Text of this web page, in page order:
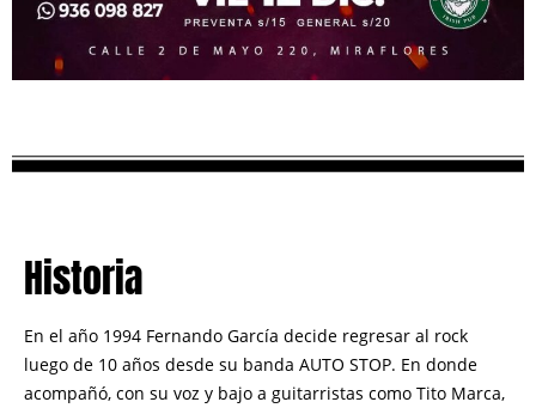
Historia
En el año 1994 Fernando García decide regresar al rock
luego de 10 años desde su banda AUTO STOP. En donde
acompañó, con su voz y bajo a guitarristas como Tito Marca,